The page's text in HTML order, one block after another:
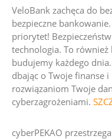
VeloBank zachęca do
bezpieczne
priorytet!
technologia. To
budujemy każdego
dbając o Twoje finanse
rozwiązaniom Twoje
cyberzagrożeniami.
cyberPEKAO